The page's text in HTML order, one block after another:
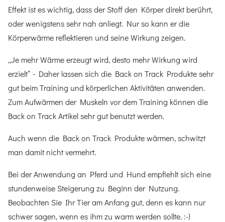
Effekt ist es wichtig, dass der Stoff den Körper direkt berührt,
oder wenigstens sehr nah anliegt. Nur so kann er die
Körperwärme reflektieren und seine Wirkung zeigen.
„Je mehr Wärme erzeugt wird, desto mehr Wirkung wird
erzielt“ - Daher lassen sich die Back on Track Produkte sehr
gut beim Training und körperlichen Aktivitäten anwenden.
Zum Aufwärmen der Muskeln vor dem Training können die
Back on Track Artikel sehr gut benutzt werden.
Auch wenn die Back on Track Produkte wärmen, schwitzt
man damit nicht vermehrt.
Bei der Anwendung an Pferd und Hund empfiehlt sich eine
stundenweise Steigerung zu Beginn der Nutzung.
Beobachten Sie Ihr Tier am Anfang gut, denn es kann nur
schwer sagen, wenn es ihm zu warm werden sollte. :-)